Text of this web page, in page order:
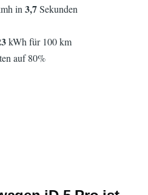
in 3,7Sekunden
kWh für 100 km
auf 80%